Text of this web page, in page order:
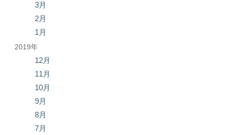
3月
2月
1月
2019年
12月
11月
10月
9月
8月
7月